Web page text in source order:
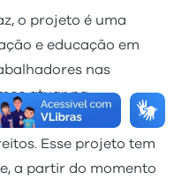
o projeto é uma
e educação em
nas
atuar na
e isso se dá por
Esse projeto tem
a partir do momento